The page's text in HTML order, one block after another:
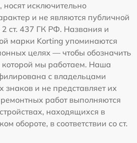
исключительно
и не являются публичной
2 ст. 437 ГК РФ. Названия и
марки Korting упоминаются
целях — чтобы обозначить
которой мы работаем. Наша
с владельцами
знаков и не представляет их
работ выполняются
находящихся в
обороте, в соответствии со ст.